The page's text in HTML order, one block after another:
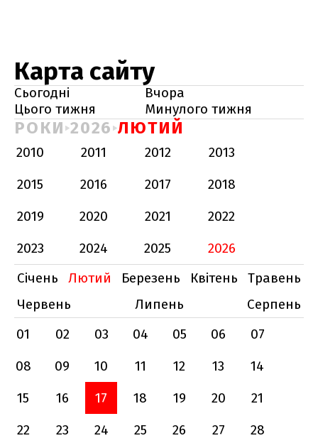
Карта сайту
Сьогодні
Вчора
Цього тижня
Минулого тижня
РОКИ 2026 ЛЮТИЙ
2010 2011 2012
2013
2015
2016 2017
2018
2019
2020 2021
2022
2023
2024 2025
2026
Січень
Лютий Березень Квітень
Травень
Червень
Липень
Серпень
01
02 03 04 05 06
07
08
09 10 11 12 13
14
15
16 17 18 19 20
21
22
23 24 25 26 27 28